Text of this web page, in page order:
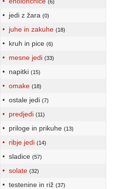
(6)
• jedi z žara (0)
• juhe in zakuhe (18)
• kruh in pice (6)
• mesne jedi (33)
• napitki (15)
• omake (18)
• ostale jedi (7)
• predjedi (11)
• priloge in prikuhe (13)
• ribje jedi (14)
• sladice (57)
• solate (32)
• testenine in riž (37)